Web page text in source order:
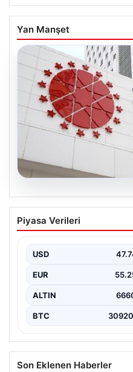
Yan Manşet
07.08.2026
Mekke Ortak
DMM’den
Piyasa Verileri
USD
EUR
ALTIN
BTC
Son Eklenen Haberler